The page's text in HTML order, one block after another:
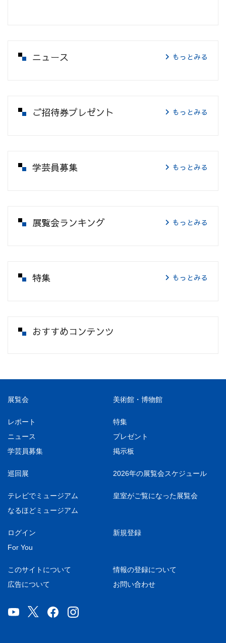
ニュース もっとみる
ご招待券プレゼント もっとみる
学芸員募集 もっとみる
展覧会ランキング もっとみる
特集 もっとみる
おすすめコンテンツ
展覧会 美術館・博物館
レポート
特集
ニュース
プレゼント
学芸員募集
掲示板
巡回展 2026年の展覧会スケジュール
テレビでミュージアム
皇室がご覧になった展覧会
なるほどミュージアム
ログイン
新規登録
For You
このサイトについて
情報の登録について
広告について
お問い合わせ